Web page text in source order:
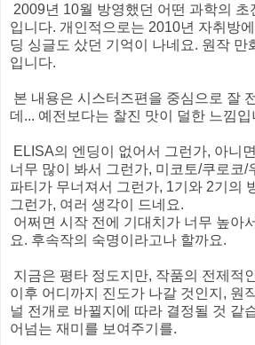
2009년 10월 방영했던 어떤 과학의
입니다. 개인적으로는 2010년 자취방
딩 싱글도 샀던 기억이 나네요. 원작 만
입니다.
본 내용은 시스터즈편을 중심으로 잘
데... 예전보다는 찰진 맛이 덜한 느낌입
ELISA의 엔딩이 없어서 그런가, 아니
너무 많이 봐서 그런가, 미코토/쿠로코/
파티가 무너져서 그런가, 1기와 2기의
그런가, 여러 생각이 드네요.
어쩌면 시작 전에 기대치가 너무 높아
요. 후속작의 숙명이라고나 할까요.
지금은 평타 정도지만, 작품의 전제적
이후 어디까지 진도가 나갈 것인지, 원
널 전개로 바뀔지에 따라 결정될 것 같
어넘는 재미를 보여주기를.